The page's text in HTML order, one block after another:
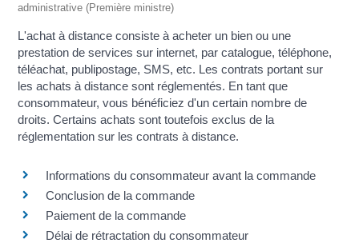
administrative (Première ministre)
L'achat à distance consiste à acheter un bien ou une
prestation de services sur internet, par catalogue, téléphone,
téléachat, publipostage, SMS, etc. Les contrats portant sur
les achats à distance sont réglementés. En tant que
consommateur, vous bénéficiez d'un certain nombre de
droits. Certains achats sont toutefois exclus de la
réglementation sur les contrats à distance.
Informations du consommateur avant la commande
Conclusion de la commande
Paiement de la commande
Délai de rétractation du consommateur